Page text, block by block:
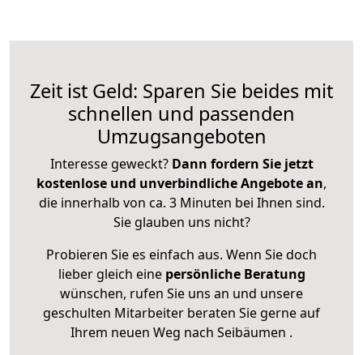
Zeit ist Geld: Sparen Sie beides mit
schnellen und passenden
Umzugsangeboten
Interesse geweckt? Dann fordern Sie jetzt
kostenlose und unverbindliche Angebote an,
die innerhalb von ca. 3 Minuten bei Ihnen sind.
Sie glauben uns nicht?
Probieren Sie es einfach aus. Wenn Sie doch
lieber gleich eine persönliche Beratung
wünschen, rufen Sie uns an und unsere
geschulten Mitarbeiter beraten Sie gerne auf
Ihrem neuen Weg nach Seibäumen .